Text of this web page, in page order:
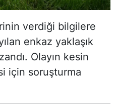
verdiği bilgilere
enkaz yaklaşık
Olayın kesin
için soruşturma